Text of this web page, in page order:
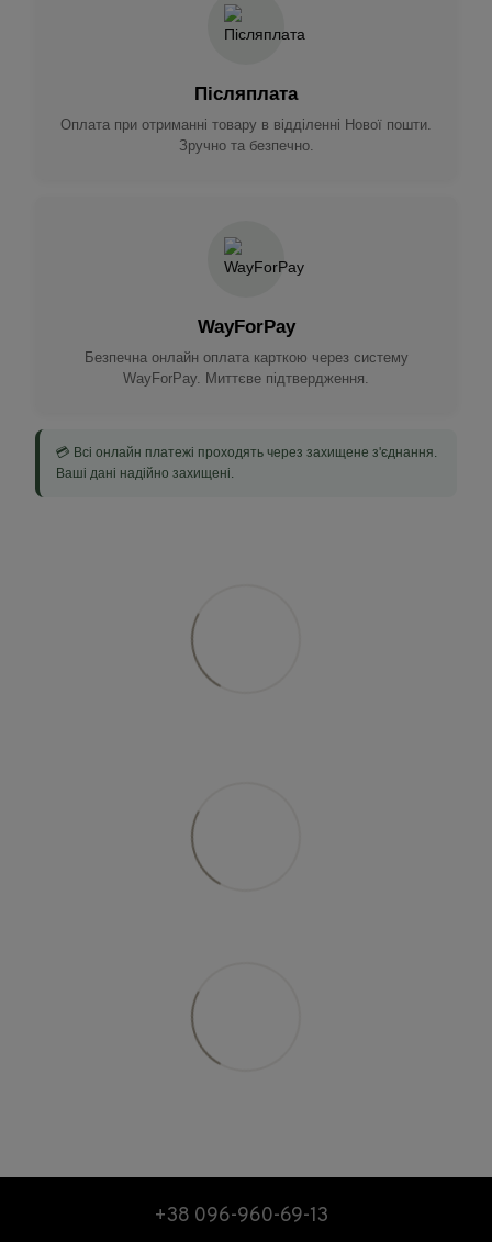
Післяплата
Оплата при отриманні товару в відділенні Нової пошти.
Зручно та безпечно.
WayForPay
Безпечна онлайн оплата карткою через систему
WayForPay. Миттєве підтвердження.
💳 Всі онлайн платежі проходять через захищене з'єднання.
Ваші дані надійно захищені.
+38 096-960-69-13